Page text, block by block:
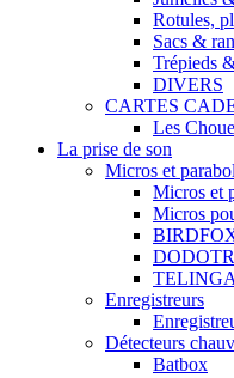
Rotules,
Sacs &
Trépieds
DIVERS
CARTES
Les
La prise de son
Micros et
Micros et
Micros
TELINGA
Enregistreurs
Détecteurs
Batbox